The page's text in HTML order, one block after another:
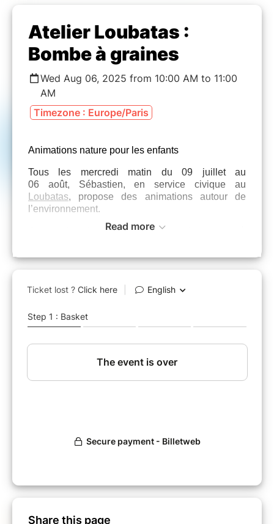
Atelier Loubatas :
Bombe à graines
Wed Aug 06, 2025 from 10:00 AM to 11:00
AM
Timezone : Europe/Paris
Animations nature pour les enfants
Tous les mercredi matin du 09 juillet au
06 août, Sébastien, en service civique au
Loubatas, propose des animations autour de
l’environnement.
Ces ateliers ludiques invitent les plus jeunes à
respecter.
à graines, nulle inquiétude, rien de plus
Ateliers ouverts aux enfants à partir de 9 ans,
places limité, inscription conseillée.
Read more
Share this page